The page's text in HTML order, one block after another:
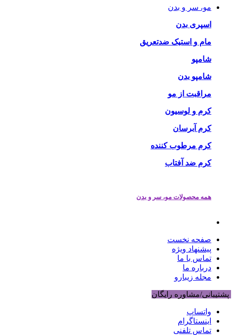
مو، سر و بدن
اسپری بدن
مام و استیک ضدتعریق
شامپو
شامپو بدن
مراقبت از مو
کرم و لوسیون
کرم آبرسان
کرم مرطوب کننده
کرم ضد آفتاب
همه محصولات مو، سر و بدن
صفحه نخست
پیشنهاد ویژه
تماس با ما
درباره ما
مجله زیبارو
پشتیبانی/مشاوره رایگان
واتساپ
اینستاگرام
تماس تلفنی